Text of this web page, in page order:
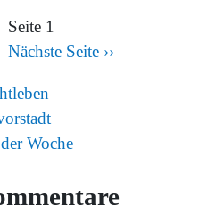
Seite 1
Nächste Seite ››
Woche